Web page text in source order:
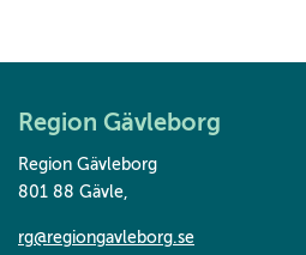
Region Gävleborg
Region Gävleborg
801 88 Gävle,
rg@regiongavleborg.se